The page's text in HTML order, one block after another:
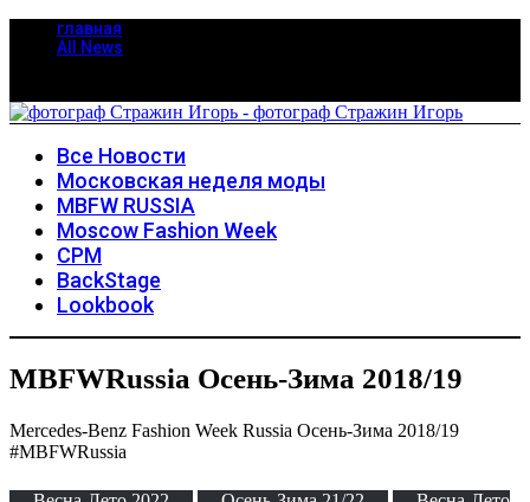
главная
All News
Все Новости
Московская неделя моды
MBFW RUSSIA
Moscow Fashion Week
CPM
BackStage
Lookbook
MBFWRussia Осень-Зима 2018/19
Mercedes-Benz Fashion Week Russia Осень-Зима 2018/19
#MBFWRussia